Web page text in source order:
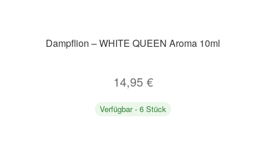
Dampflion – WHITE QUEEN Aroma 10ml
14,95 €
Verfügbar - 6 Stück